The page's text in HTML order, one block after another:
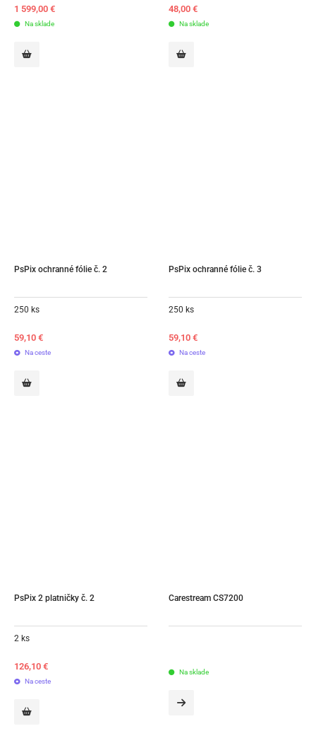
1 599,00 €
Na sklade
48,00 €
Na sklade
PsPix ochranné fólie č. 2
250 ks
59,10 €
Na ceste
PsPix ochranné fólie č. 3
250 ks
59,10 €
Na ceste
PsPix 2 platničky č. 2
2 ks
126,10 €
Na ceste
Carestream CS7200
Na sklade